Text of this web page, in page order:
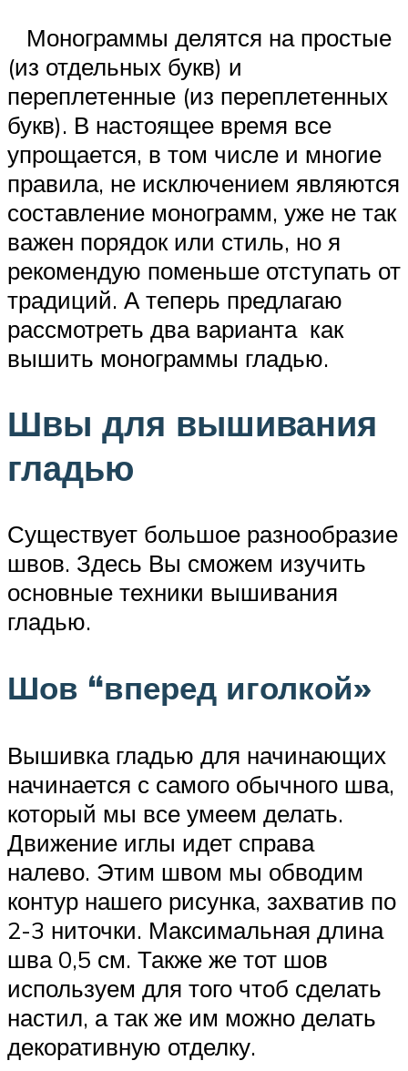
Монограммы делятся на простые
(из отдельных букв) и
переплетенные (из переплетенных
букв). В настоящее время все
упрощается, в том числе и многие
правила, не исключением являются
составление монограмм, уже не так
важен порядок или стиль, но я
рекомендую поменьше отступать от
традиций. А теперь предлагаю
рассмотреть два варианта как
вышить монограммы гладью.
Швы для вышивания
гладью
Существует большое разнообразие
швов. Здесь Вы сможем изучить
основные техники вышивания
гладью.
Шов “вперед иголкой»
Вышивка гладью для начинающих
начинается с самого обычного шва,
который мы все умеем делать.
Движение иглы идет справа
налево. Этим швом мы обводим
контур нашего рисунка, захватив по
2-3 ниточки. Максимальная длина
шва 0,5 см. Также же тот шов
используем для того чтоб сделать
настил, а так же им можно делать
декоративную отделку.